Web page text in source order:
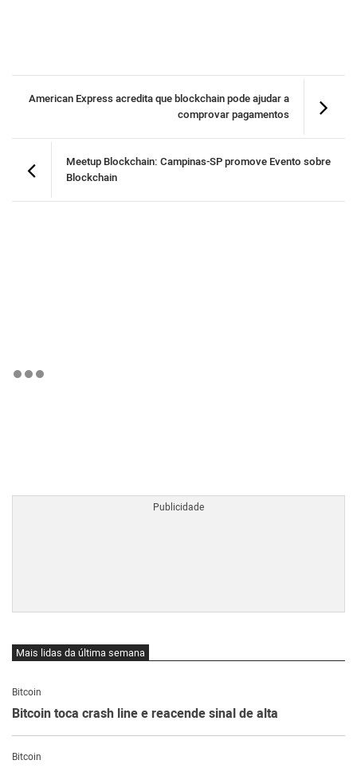
American Express acredita que blockchain pode ajudar a
comprovar pagamentos
Meetup Blockchain: Campinas-SP promove Evento sobre
Blockchain
Mais lidas da última semana
Bitcoin
Bitcoin toca crash line e reacende sinal de alta
Bitcoin